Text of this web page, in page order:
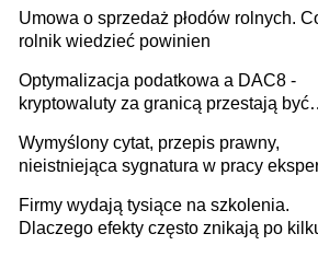
Umowa o sprzedaż płodów rolnych.
rolnik wiedzieć powinien
Optymalizacja podatkowa a DAC8 -
kryptowaluty za granicą przestają być
Wymyślony cytat, przepis prawny,
nieistniejąca sygnatura w pracy
firmie
Firmy wydają tysiące na szkolenia.
Dlaczego efekty często znikają po